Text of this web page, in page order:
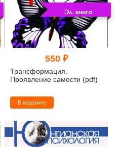
Эл. книга
550 ₽
Трансформация.
Проявление самости (pdf)
В корзину